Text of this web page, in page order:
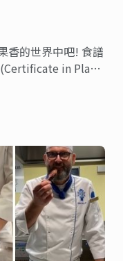
香的世界中吧! 食譜
in Plant-
推行。